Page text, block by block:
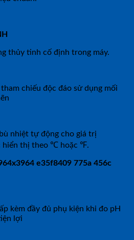
thủy tinh cố định trong máy.
chiếu độc đáo sử dụng mối
nhiệt tự động cho giá trị
hiển thị theo ℃ hoặc ℉.
kèm đầy đủ phụ kiện khi đo pH
lợi